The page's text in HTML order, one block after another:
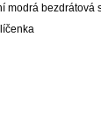
modrá bezdrátová